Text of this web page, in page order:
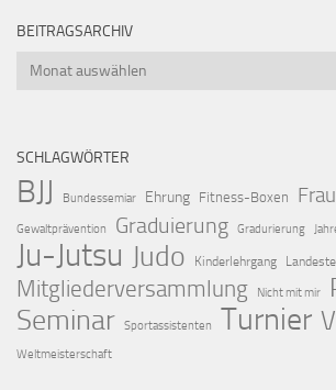
BEITRAGSARCHIV
Beitragsarchiv
SCHLAGWÖRTER
BJJ Bundessemiar Ehrung Fitness-Boxen
Gewaltprävention Graduierung Gradurierung
Ju-Jutsu Judo Kinderlehrgang
Mitgliederversammlung Nicht mit mir
Seminar Sportassistenten Turnier
Weltmeisterschaft